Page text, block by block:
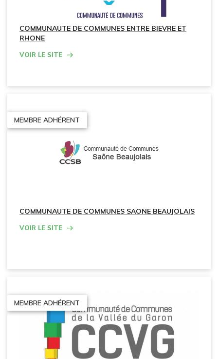
COMMUNAUTE DE COMMUNES ENTRE BIEVRE ET
RHONE
Voir le site
MEMBRE ADHÉRENT
COMMUNAUTE DE COMMUNES SAONE BEAUJOLAIS
Voir le site
MEMBRE ADHÉRENT